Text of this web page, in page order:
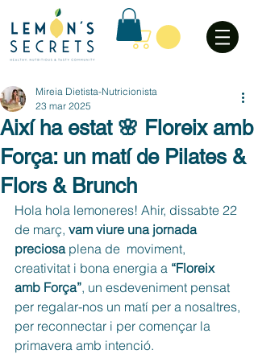
Així ha estat 🌸 Floreix amb
Força: un matí de Pilates &
Flors & Brunch
Mireia Dietista-Nutricionista
23 mar 2025
Hola hola lemoneres! Ahir, dissabte 22
de març, vam viure una jornada
preciosa plena de  moviment,
creativitat i bona energia a “Floreix
amb Força”, un esdeveniment pensat
per regalar-nos un matí per a nosaltres,
per reconnectar i per començar la
primavera amb intenció.